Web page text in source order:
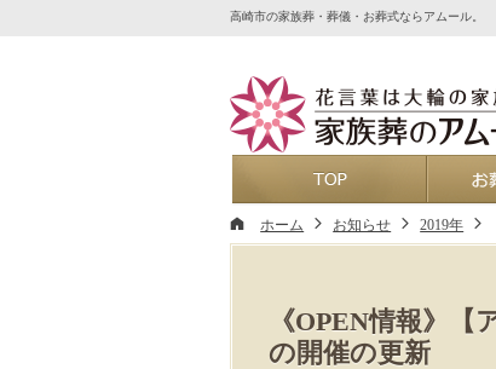
《OPEN情報》
の開催の更新
高崎市の家族葬・葬儀・お葬式ならアムール。
ホーム お知らせ 2019年